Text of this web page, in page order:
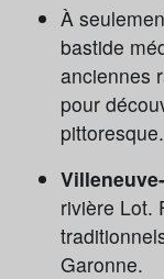
À
bastide
anciennes
pour
pittoresque.
rivière Lot.
Garonne.